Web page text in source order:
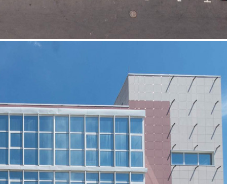
Продажа
115267 - Г. АНАПА,
МИРНАЯ УЛИЦА, Д.29СТР2
Получить контакты Посмотреть на карте
Отличная возможность приобрести коммерческое помещение
в самом сердце Анапы: Адрес: ул. Мирная, д. 29 с. 2
Преимущества: - Удобные подъездные пути - Бесплатная
парковка - Высокая проходимость - Видеонаблюдение -
Высокотехнологичные инженерные системы Инвестируйте в